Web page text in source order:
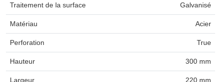
Traitement de la surface Galvanisé
Matériau Acier
Perforation True
Hauteur 300 mm
Largeur 220 mm